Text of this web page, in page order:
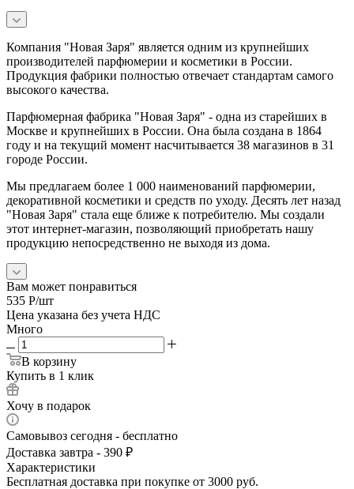
Компания "Новая Заря" является одним из крупнейших
производителей парфюмерии и косметики в России.
Продукция фабрики полностью отвечает стандартам самого
высокого качества.
Парфюмерная фабрика "Новая Заря" - одна из старейших в
Москве и крупнейших в России. Она была создана в 1864
году и на текущий момент насчитывается 38 магазинов в 31
городе России.
Мы предлагаем более 1 000 наименований парфюмерии,
декоративной косметики и средств по уходу. Десять лет назад
"Новая Заря" стала еще ближе к потребителю. Мы создали
этот интернет-магазин, позволяющий приобретать нашу
продукцию непосредственно не выходя из дома.
Вам может понравиться
535 Р/шт
Цена указана без учета НДС
Много
В корзину
Купить в 1 клик
Хочу в подарок
Самовывоз сегодня - бесплатно
Доставка завтра - 390 ₽
Характеристики
Бесплатная доставка при покупке от 3000 руб.